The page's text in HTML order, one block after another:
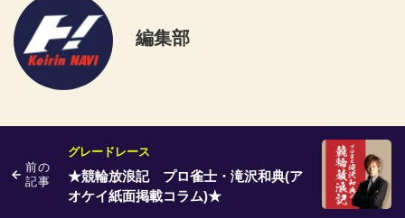
編集部
前の
記事
グレードレース
★競輪放浪記 プロ雀士・滝沢和典(ア
オケイ紙面掲載コラム)★